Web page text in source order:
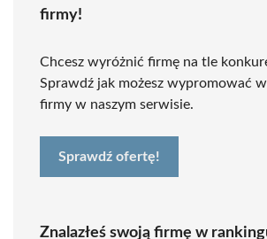
firmy!
Chcesz wyróżnić firmę na tle
Sprawdź jak możesz wypromować
firmy w naszym serwisie.
Sprawdź ofertę!
Znalazłeś swoją firmę w